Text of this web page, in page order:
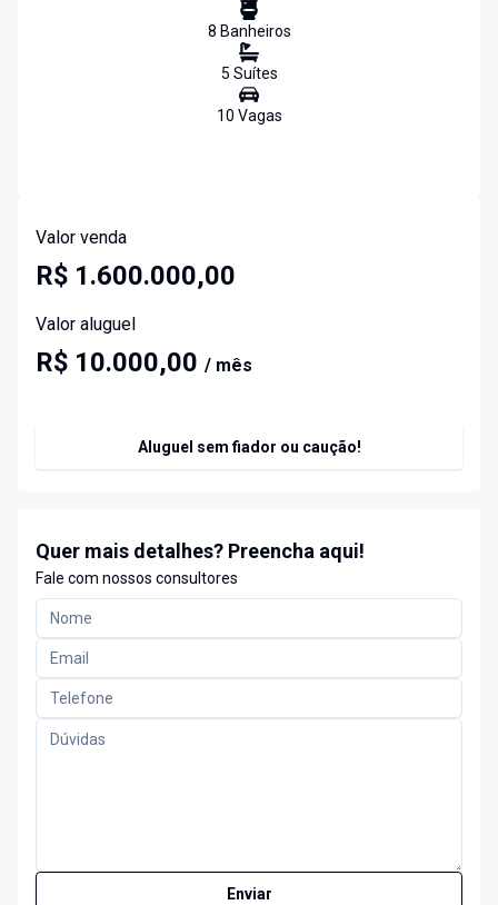
8 Banheiros
5 Suítes
10 Vagas
Valor venda
R$ 1.600.000,00
Valor aluguel
R$ 10.000,00 / mês
Aluguel sem fiador ou caução!
Quer mais detalhes? Preencha aqui!
Fale com nossos consultores
Enviar